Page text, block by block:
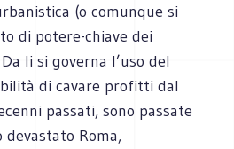
(o comunque si
di potere-chiave dei
li si governa l’uso del
di cavare profitti dal
passati, sono passate
devastato Roma,